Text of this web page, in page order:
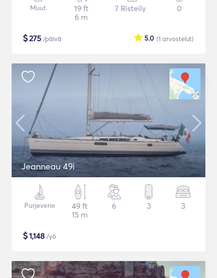
Muut
19 ft
6 m
7 Risteily 0
$275 /päivä (1 arvostelut)
5.0
Jeanneau 49i
Purjevene
49 ft
15 m
6 3 3
$1,148 /yö